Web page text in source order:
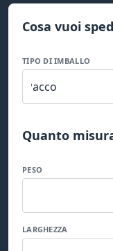
Cosa vuoi
TIPO DI IMBALLO
Quanto
PESO
LARGHEZZA